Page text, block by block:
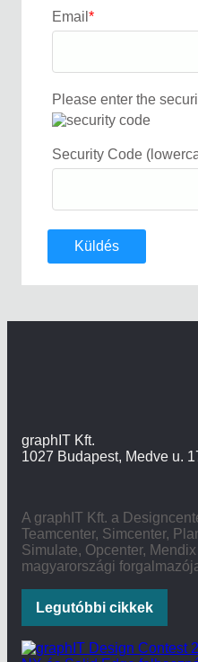
Email *
Please enter the
Security Code
Küldés
graphIT Kft.
1027 Budapest, Medve u.
A graphIT Kft. a
Teamcenter, Simcenter,
Simulate, Opcenter,
magyarországi
Legutóbbi cikkek